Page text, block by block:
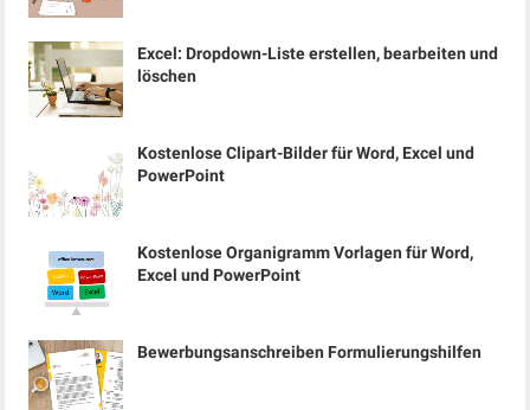
Excel: Dropdown-Liste erstellen, bearbeiten und
löschen
Kostenlose Clipart-Bilder für Word, Excel und
PowerPoint
Kostenlose Organigramm Vorlagen für Word,
Excel und PowerPoint
Bewerbungsanschreiben Formulierungshilfen